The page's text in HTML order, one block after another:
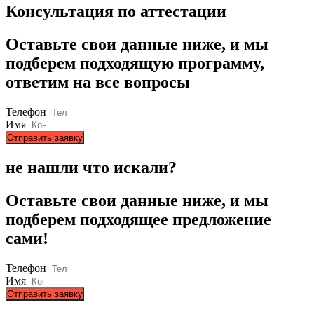
Консультация по аттестации
Оставьте свои данные ниже, и мы
подберем подходящую программу,
ответим на все вопросы
Телефон
Имя
Отправить заявку
не нашли что искали?
Оставьте свои данные ниже, и мы
подберем подходящее предложение
сами!
Телефон
Имя
Отправить заявку